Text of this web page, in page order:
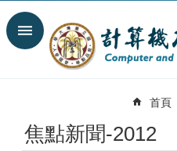
跳到主要內容區塊
搜
尋
最
首頁
焦點新聞-2012